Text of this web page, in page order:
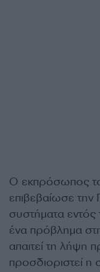
Ο εκπρόσωπος
επιβεβαίωσε την
συστήματα
ένα πρόβλημα
απαιτεί τη λήψη
προσδιοριστεί η